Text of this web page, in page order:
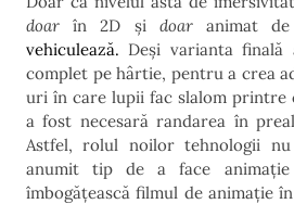
doarîn 2D și doaranimat
vehiculează. Deși varianta
complet pe hârtie, pentru a crea
uri în care lupii fac slalom printre
a fost necesară randarea în
Astfel, rolul noilor tehnologii
anumit tip de a face
îmbogățească filmul de animație